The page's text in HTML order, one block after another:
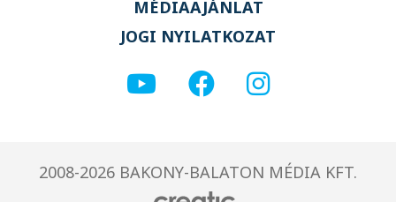
MÉDIAAJÁNLAT
JOGI NYILATKOZAT
2008-2026 BAKONY-BALATON MÉDIA KFT.